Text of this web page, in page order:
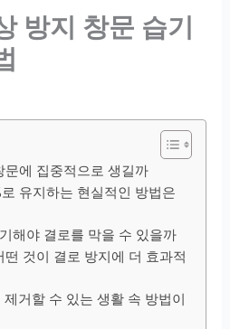
방지 창문 습기
문에 집중적으로 생길까
유지하는 현실적인 방법은
해야 결로를 막을 수 있을까
것이 결로 방지에 더 효과적
거할 수 있는 생활 속 방법이